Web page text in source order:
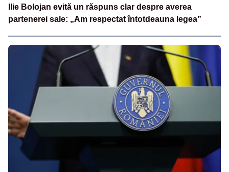
Ilie Bolojan evită un răspuns clar despre averea
partenerei sale: „Am respectat întotdeauna legea”